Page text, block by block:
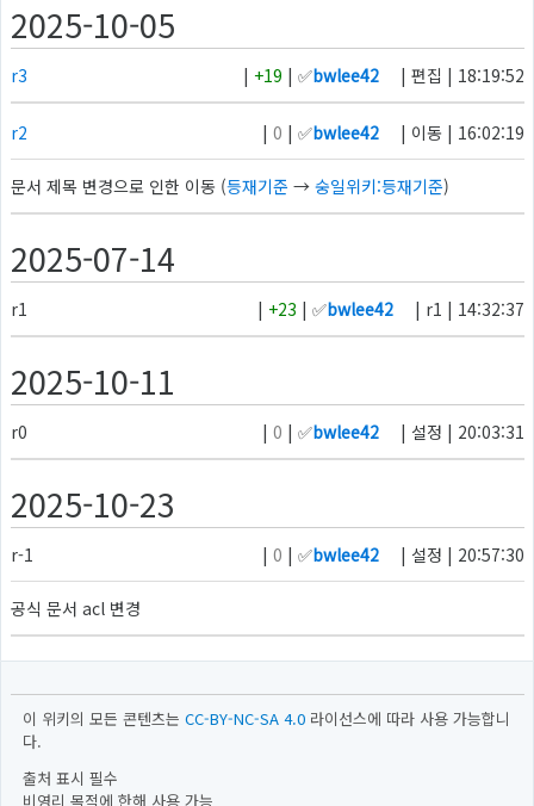
2025-10-05
r3 | +19 | ✅bwlee42 | 편집 | 18:19:52
r2 | 0 | ✅bwlee42 | 이동 | 16:02:19
문서 제목 변경으로 인한 이동 (등재기준→ 숭일위키:등재기준)
2025-07-14
r1 | +23 | ✅bwlee42 | r1 | 14:32:37
2025-10-11
r0 | 0 | ✅bwlee42 | 설정 | 20:03:31
2025-10-23
r-1 | 0 | ✅bwlee42 | 설정 | 20:57:30
공식 문서 acl 변경
이 위키의 모든 콘텐츠는 CC-BY-NC-SA 4.0 라이선스에 따라 사용 가능합니
다.
출처 표시 필수
비영리 목적에 한해 사용 가능